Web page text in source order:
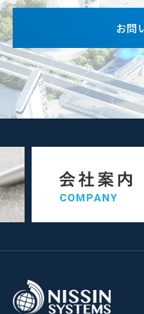
お問